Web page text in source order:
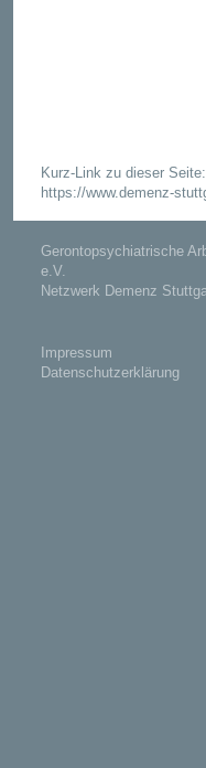
Kurz-Link zu dieser Seite:
https://www.demenz-
Gerontopsychiatrische
e.V.
Netzwerk Demenz
Impressum
Datenschutzerklärung